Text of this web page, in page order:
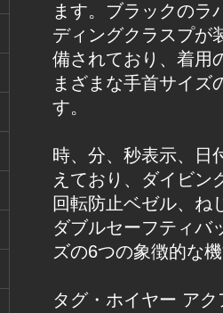
ます。ブラックのラ
ディングクラスプが
備されており、着用
まざまな手首サイズ
す。
時、分、秒表示、日
えており、ダイビン
回転防止ベゼル、ね
ダブルセーフティバ
ズの6つの象徴的な
タグ・ホイヤー ア